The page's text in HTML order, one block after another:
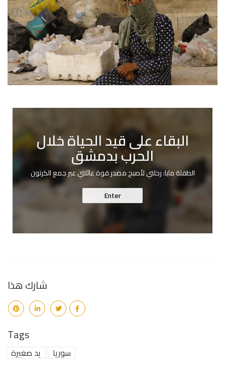
البقاء على قيد الحياة خلال
الحرب بدمشق
الطفلة مايا: رحلتي لأصبح مصدر قوة عائلتي عبر جمع الكرتون
Enter
شارك هذا
Tags
سوريا يد صغيرة